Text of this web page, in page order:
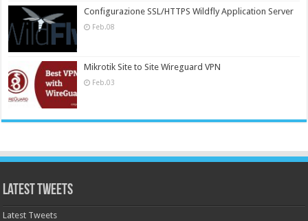
Configurazione SSL/HTTPS Wildfly Application Server
Feb.08
Mikrotik Site to Site Wireguard VPN
Feb.03
Latest Tweets
Latest Tweets